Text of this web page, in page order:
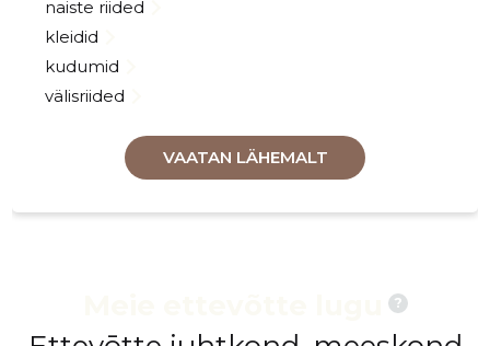
naiste riided
kleidid
kudumid
välisriided
VAATAN LÄHEMALT
?